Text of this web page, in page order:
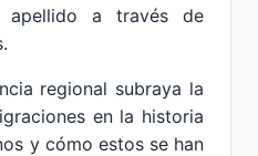
a través de
regional subraya la
en la historia
y cómo estos se han